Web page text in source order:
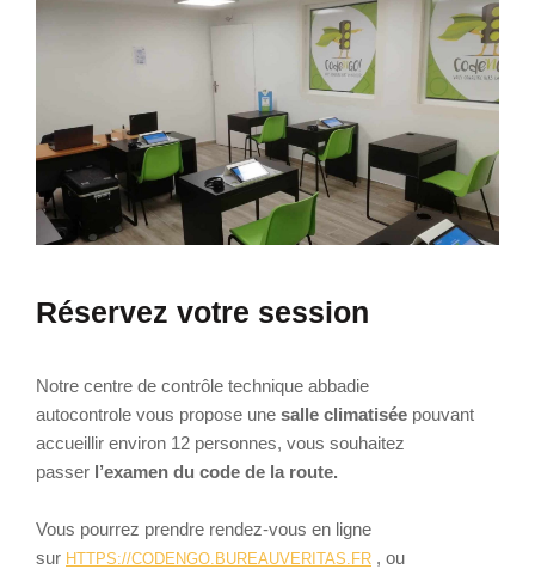
Réservez votre session
Notre centre de contrôle technique abbadie
autocontrole vous propose une salle climatisée pouvant
accueillir environ 12 personnes, vous souhaitez
passer l’examen du code de la route.
Vous pourrez prendre rendez-vous en ligne
sur HTTPS://CODENGO.BUREAUVERITAS.FR , ou